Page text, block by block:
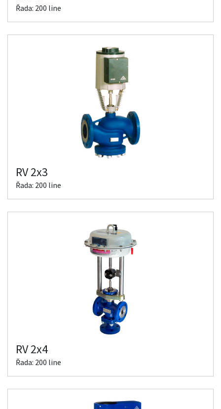
Řada: 200 line
RV 2x3
Řada: 200 line
RV 2x4
Řada: 200 line